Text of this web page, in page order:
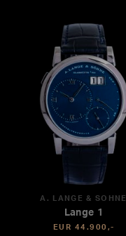
A. LANGE & SÖHNE
Lange 1
EUR 44.900,-